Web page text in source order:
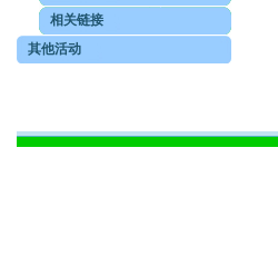
相关链接
其他活动